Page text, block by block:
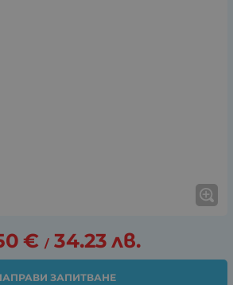
€ / 34.23 лв.
ЗАПИТВАНЕ